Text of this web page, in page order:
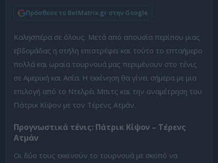
Πρόσθεσε το BetMatrix.gr στην Google
Καλησπέρα σε όλους. Μετά από απουσία περίπου μιας
εβδομάδας η στήλη επιστρέφει και τούτο το επταήμερο
πολλά και ωραία τουρνουά μας περιμένουν στο τένις
σε Αμερική και Ασία. Η εκκίνηση θα γίνει σήμερα με μια
επιλογή από το Ντελρέι Μπιτς και την αναμέτρηση του
Πάτρικ Κίψον με τον Τέρενς Ατμάν.
Προγνωστικά τένις: Πάτρικ Κίψον – Τέρενς
Ατμάν
Οι δύο τους εκκινούν το τουρνουά με σκοπό να